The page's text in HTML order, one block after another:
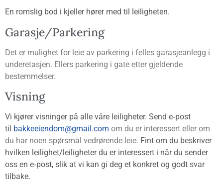
En roms­lig bod i kjel­ler hører med til leiligheten.
Garasje/Parkering
Det er mulig­het for leie av par­ke­ring i fel­les gara­sje­an­legg i
under­eta­sjen. Ellers par­ke­ring i gate etter gjel­den­de
bestemmelser.
Vis­ning
Vi kjø­rer vis­nin­ger på alle våre lei­lig­he­ter. Send e‑post
til bakkeeiendom@gmail.com om du er inter­es­sert eller om
du har noen spørs­mål ved­rø­ren­de leie. Fint om du beskri­ver
hvil­ken leilighet/leiligheter du er inter­es­sert i når du sen­der
oss en e‑post, slik at vi kan gi deg et kon­kret og godt svar
tilbake.